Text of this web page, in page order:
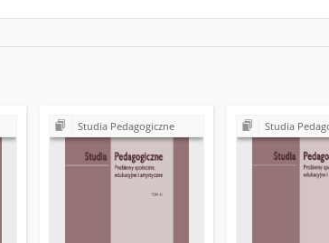
Studia Pedagogiczne Studia